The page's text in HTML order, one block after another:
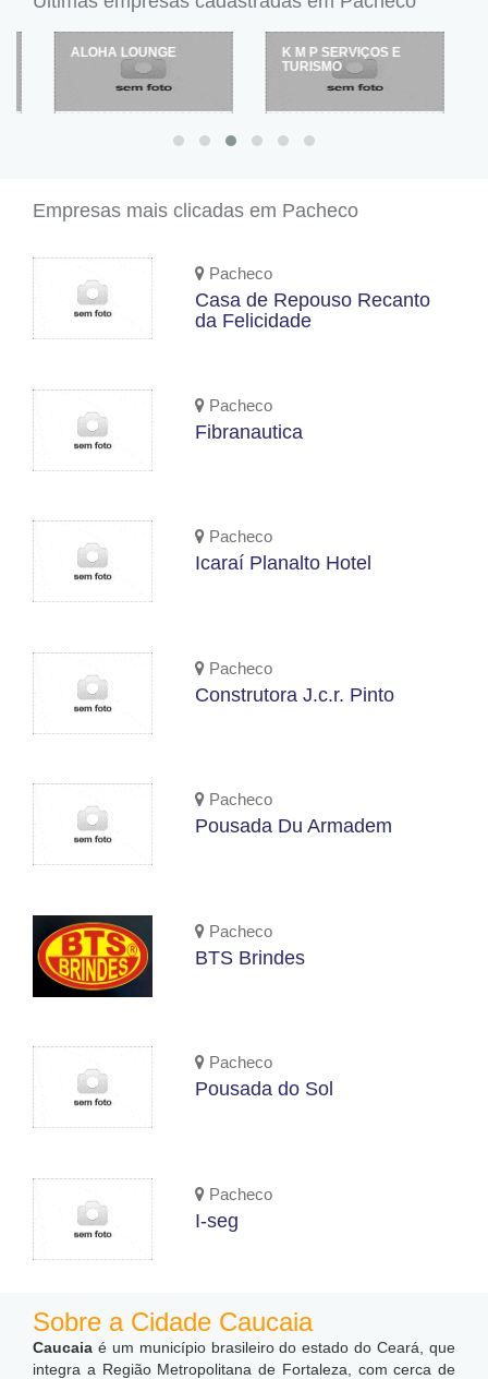
ALOHA LOUNGE
K M P SERVIÇOS E
TURISMO
Empresas mais clicadas em Pacheco
Pacheco
Casa de Repouso Recanto
da Felicidade
Pacheco
Fibranautica
Pacheco
Icaraí Planalto Hotel
Pacheco
Construtora J.c.r. Pinto
Pacheco
Pousada Du Armadem
Pacheco
BTS Brindes
Pacheco
Pousada do Sol
Pacheco
I-seg
Sobre a Cidade Caucaia
Caucaia é um município brasileiro do estado do Ceará, que
integra a Região Metropolitana de Fortaleza, com cerca de